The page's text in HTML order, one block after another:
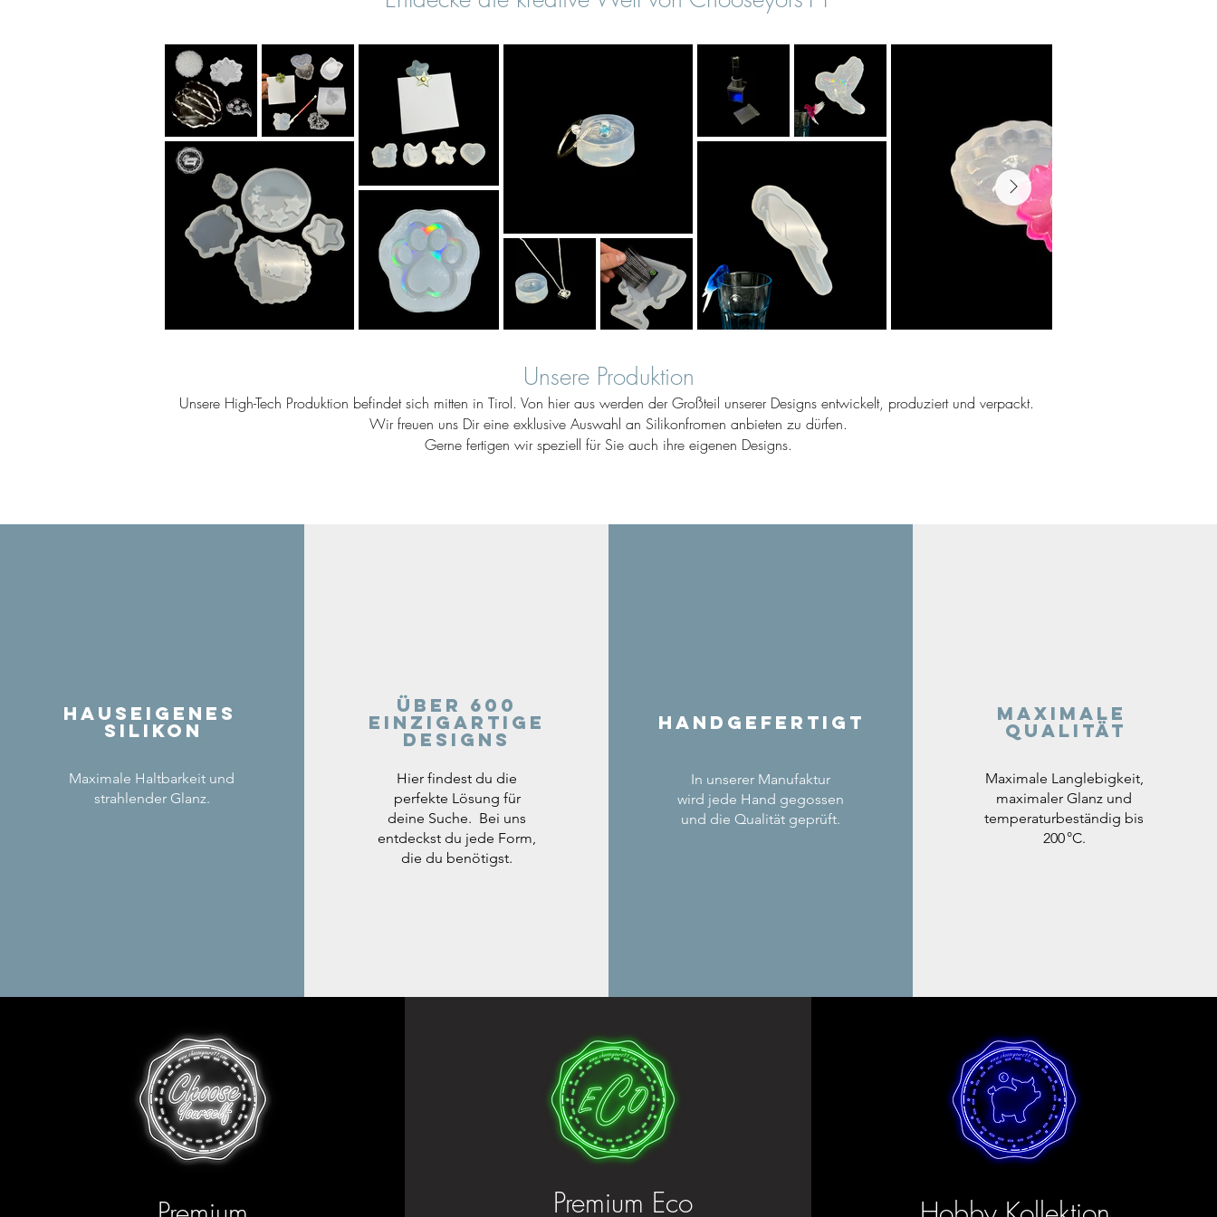
Unsere Produktion
Unsere High-Tech Produktion befindet sich mitten in Tirol. Von hier aus werden der Großteil unserer Designs entwickelt, produziert und verpackt.
Wir freuen uns Dir eine exklusive Auswahl an Silikonfromen anbieten zu dürfen.
Gerne fertigen wir speziell für Sie auch ihre eigenen Designs.
Hauseigenes
Silikon
Maximale Haltbarkeit und
strahlender Glanz.
Über 600
einzigartige
Designs
Hier findest du die
perfekte Lösung für
deine Suche. Bei uns
entdeckst du jede Form,
die du benötigst.
Handgefertigt
In unserer Manufaktur
wird jede Hand gegossen
und die Qualität geprüft.
Maximale
Qualität
Maximale Langlebigkeit,
maximaler Glanz und
temperaturbeständig bis
200 °C.
Premium Eco